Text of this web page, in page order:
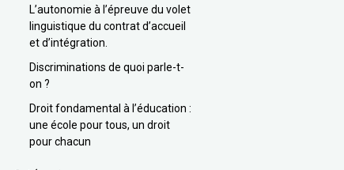
L’autonomie à l’épreuve du volet
linguistique du contrat d’accueil
et d’intégration.
Discriminations de quoi parle-t-
on ?
Droit fondamental à l’éducation :
une école pour tous, un droit
pour chacun